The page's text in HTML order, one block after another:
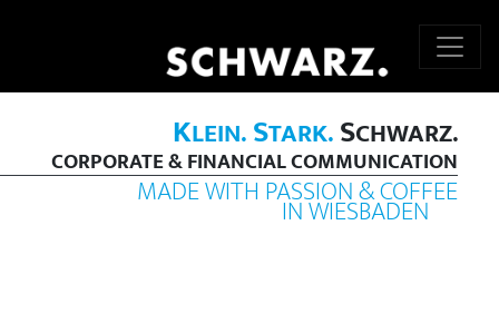
KLEIN.STARK.SCHWARZ.
CORPORATE & FINANCIAL COMMUNICATION
MADE WITH PASSION & COFFEE
IN WIESBADEN